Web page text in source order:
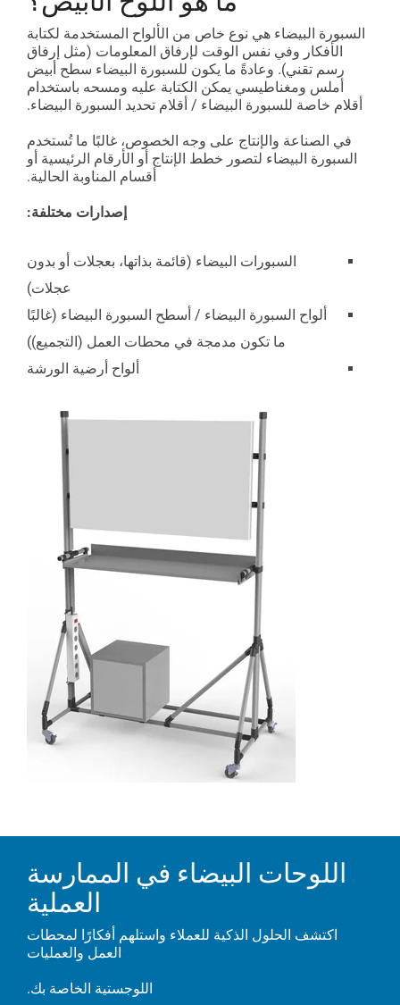
الملحقات الإضافية
ناقلات أسطوانية
كاراكوري
ألواح بيضاء
مركز الفهرس والتحميل
بدء المشروع المرن
نظرة عامة
السبورة البيضاء هي نوع خاص من الألواح المستخدمة لكتابة
الأفكار وفي نفس الوقت لإرفاق المعلومات (مثل إرفاق
رسم تقني). وعادةً ما يكون للسبورة البيضاء سطح أبيض
أملس ومغناطيسي يمكن الكتابة عليه ومسحه باستخدام
أقلام خاصة للسبورة البيضاء / أقلام تحديد السبورة البيضاء.
في الصناعة والإنتاج على وجه الخصوص، غالبًا ما تُستخدم
السبورة البيضاء لتصور خطط الإنتاج أو الأرقام الرئيسية أو
أقسام المناوبة الحالية.
إصدارات مختلفة:
السبورات البيضاء (قائمة بذاتها، بعجلات أو بدون
عجلات)
ألواح السبورة البيضاء / أسطح السبورة البيضاء (غالبًا
ما تكون مدمجة في محطات العمل (التجميع))
ألواح أرضية الورشة
اللوحات البيضاء في الممارسة
العملية
اكتشف الحلول الذكية للعملاء واستلهم أفكارًا لمحطات
العمل والعمليات
اللوجستية الخاصة بك.